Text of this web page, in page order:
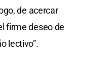
de acercar
firme deseo de
lectivo”.